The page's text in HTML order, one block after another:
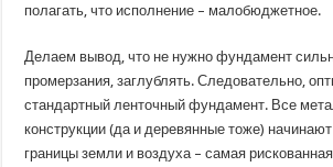
полагать, что исполнение – малобюджетное.
Делаем вывод, что не нужно фундамент
промерзания, заглублять. Следовательно,
стандартный ленточный фундамент. Все
конструкции (да и деревянные тоже)
границы земли и воздуха – самая